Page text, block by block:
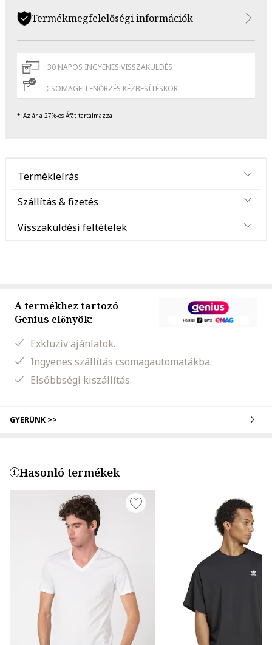
Termékmegfelelőségi információk
30 NAPOS INGYENES VISSZAKÜLDÉS
CSOMAGELLENŐRZÉS KÉZBESÍTÉSKOR
Az ár a 27%-os Áfát tartalmazza
Termékleírás
Szállítás & fizetés
Visszaküldési feltételek
A termékhez tartozó
Genius előnyök:
Exkluzív ajánlatok.
Ingyenes szállítás csomagautomatákba.
Elsőbbségi kiszállítás.
GYERÜNK >>
Hasonló termékek